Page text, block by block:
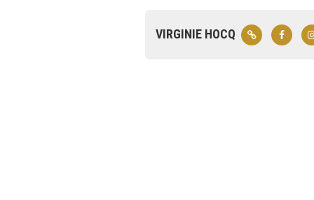
VIRGINIE HOCQ